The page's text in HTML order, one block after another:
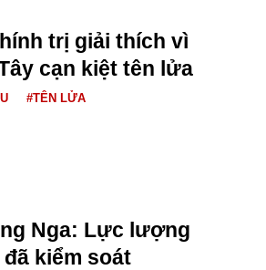
trị giải thích vì
cạn kiệt tên lửa
#TÊN LỬA
Nga: Lực lượng
kiểm soát